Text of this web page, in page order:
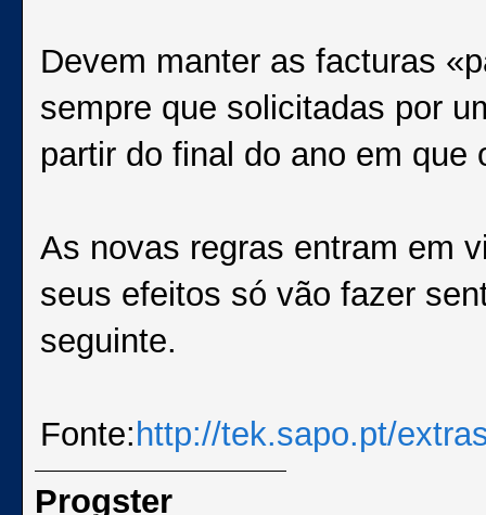
Devem manter as facturas
sempre que solicitadas por
partir do final do ano em que
As novas regras entram em
seus efeitos só vão fazer
seguinte.
Fonte: http://tek.sapo.pt/
Progster